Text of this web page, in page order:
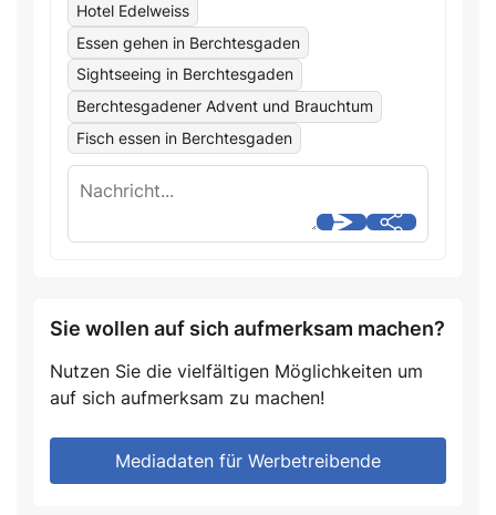
Hotel Edelweiss
Essen gehen in Berchtesgaden
Sightseeing in Berchtesgaden
Berchtesgadener Advent und Brauchtum
Fisch essen in Berchtesgaden
Sie wollen auf sich aufmerksam machen?
Nutzen Sie die vielfältigen Möglichkeiten um
auf sich aufmerksam zu machen!
Mediadaten für Werbetreibende